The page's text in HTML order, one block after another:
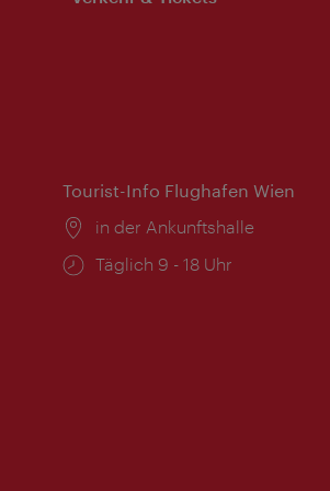
Tourist-Info Flughafen Wien
Ort:
in der Ankunftshalle
Öffnungszeiten:
Täglich 9 - 18 Uhr